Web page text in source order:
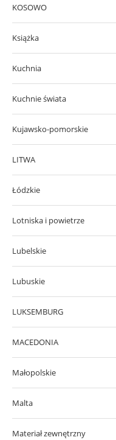
KOSOWO
Książka
Kuchnia
Kuchnie świata
Kujawsko-pomorskie
LITWA
Łódzkie
Lotniska i powietrze
Lubelskie
Lubuskie
LUKSEMBURG
MACEDONIA
Małopolskie
Malta
Materiał zewnętrzny